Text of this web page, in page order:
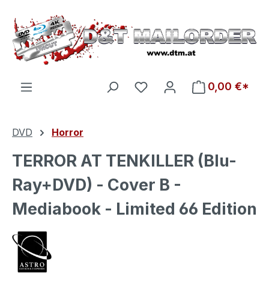
Zum Hauptinhalt springen
Du hast 0 Produkte auf
0,00 €*
DVD Horror
TERROR AT TENKILLER (Blu-
Ray+DVD) - Cover B -
Mediabook - Limited 66 Edition